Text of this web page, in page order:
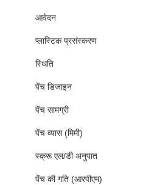
आवेदन
प्लास्टिक प्रसंस्करण
स्थिति
पेंच डिजाइन
पेंच सामग्री
पेंच व्यास (मिमी)
स्क्रू एल/डी अनुपात
पेंच की गति (आरपीएम)